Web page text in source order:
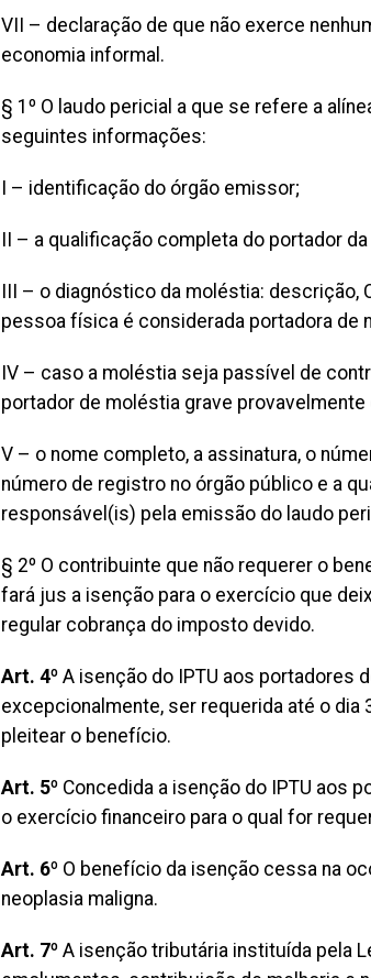
VII – declaração de que não exerce
economia informal.
§ 1º O laudo pericial a que se refere a
seguintes informações:
I – identificação do órgão emissor;
II – a qualificação completa do portador
III – o diagnóstico da moléstia: descrição,
pessoa física é considerada portadora de
IV – caso a moléstia seja passível de
portador de moléstia grave
V – o nome completo, a assinatura, o
número de registro no órgão público e a
responsável(is) pela emissão do laudo
§ 2º O contribuinte que não requerer o
fará jus a isenção para o exercício que
regular cobrança do imposto devido.
Art. 4º A isenção do IPTU aos portadores
excepcionalmente, ser requerida até o
pleitear o benefício.
Art. 5º Concedida a isenção do IPTU aos
o exercício financeiro para o qual for
Art. 6º O benefício da isenção cessa na
neoplasia maligna.
Art. 7º A isenção tributária instituída pela